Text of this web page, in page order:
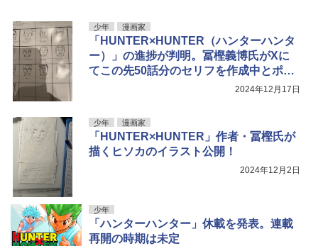
少年 漫画家
「HUNTER×HUNTER（ハンターハンタ
ー）」の進捗が判明。冨樫義博氏がXに
てこの先50話分のセリフを作成中とポス
2024年12月17日
少年 漫画家
「HUNTER×HUNTER」作者・冨樫氏が
描くヒソカのイラスト公開！
2024年12月2日
少年
「ハンターハンター」休載を発表。連載
再開の時期は未定